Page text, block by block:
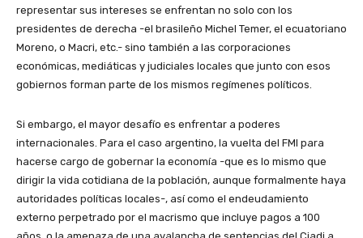
representar sus intereses se enfrentan no solo con los
presidentes de derecha -el brasileño Michel Temer, el ecuatoriano
Moreno, o Macri, etc.- sino también a las corporaciones
económicas, mediáticas y judiciales locales que junto con esos
gobiernos forman parte de los mismos regímenes políticos.
Si embargo, el mayor desafío es enfrentar a poderes
internacionales. Para el caso argentino, la vuelta del FMI para
hacerse cargo de gobernar la economía -que es lo mismo que
dirigir la vida cotidiana de la población, aunque formalmente haya
autoridades políticas locales-, así como el endeudamiento
externo perpetrado por el macrismo que incluye pagos a 100